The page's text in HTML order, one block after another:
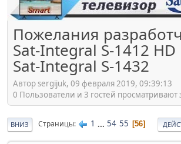
Пожелания
Sat-Integral S-1412
Sat-Integral S-1432
Автор sergijuk, 09 февраля 2019, 09:39:13
0 Пользователи и 3 гостей просматривают
ВНИЗ Страницы 1 ... 54 55 56